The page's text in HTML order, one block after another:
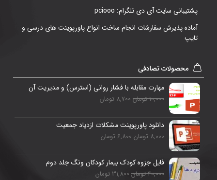
پشتیبانی سایت آی دی تلگرام: pciooo
آماده پذیرش سفارشات انجام ساخت انواع پاورپوینت های درسی و
تایپ
محصولات تصادفی
مهارت مقابله با فشار روانی (استرس) و مدیریت آن
10,000 تومان 8,700 تومان
دانلود پاورپوینت مشکلات ازدیاد جمعیت
8,000 تومان 6,800 تومان
فایل جزوه کودک بیمار کودکان ونگ جلد دوم
40,000 تومان 31,800 تومان